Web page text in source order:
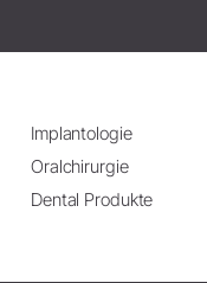
Implantologie
Oralchirurgie
Dental Produkte